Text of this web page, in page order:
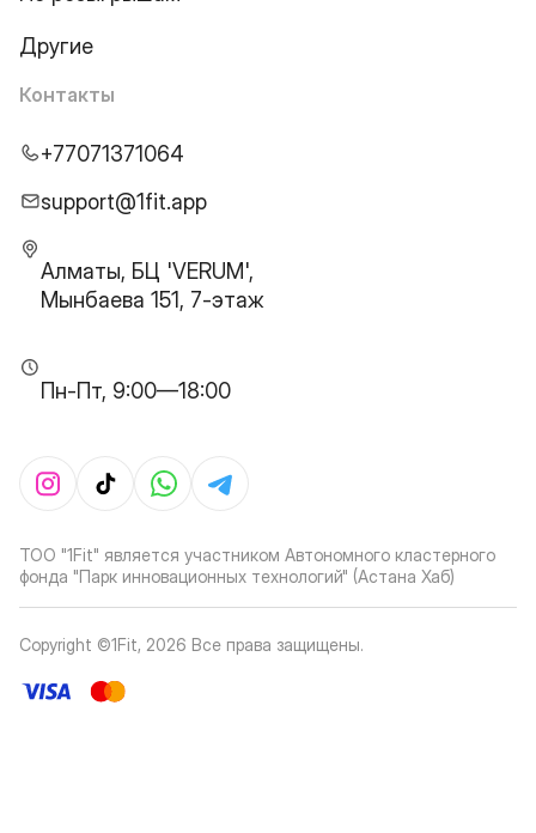
Другие
Контакты
+77071371064
support@1fit.app
Алматы, БЦ 'VERUM',
Мынбаева 151, 7-этаж
Пн-Пт, 9:00—18:00
ТОО "1Fit" является участником Автономного кластерного
фонда "Парк инновационных технологий" (Астана Хаб)
Copyright ©1Fit, 2026 Все права защищены.